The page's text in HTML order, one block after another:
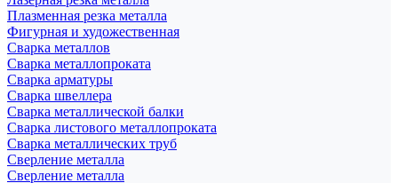
Плазменная резка металла
Фигурная и художественная
Сварка металлов
Сварка металлопроката
Сварка арматуры
Сварка швеллера
Сварка металлической балки
Сварка листового металлопроката
Сварка металлических труб
Сверление металла
Сверление металла